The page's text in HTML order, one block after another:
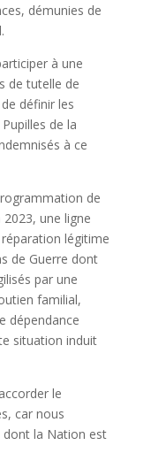
démunies de
à une
de tutelle de
définir les
de la
à ce
de
une ligne
légitime
de Guerre dont
par une
familial,
dépendance
situation induit
le
car nous
dont la Nation est